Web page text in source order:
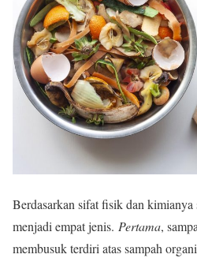
Berdasarkan sifat fisik dan
menjadi empat jenis. Pertama,
membusuk terdiri atas sampah